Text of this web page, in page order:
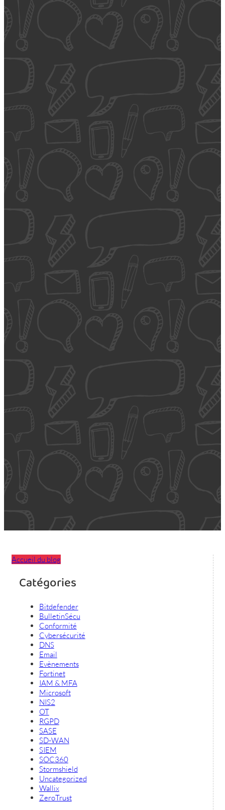
Accueil du blog
Catégories
Bitdefender
BulletinSécu
Conformité
Cybersécurité
DNS
Email
Evènements
Fortinet
IAM & MFA
Microsoft
NIS2
OT
RGPD
SASE
SD-WAN
SIEM
SOC360
Stormshield
Uncategorized
Wallix
ZeroTrust